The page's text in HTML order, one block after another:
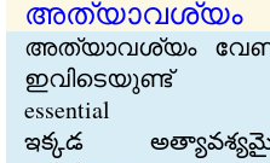
അത്യാവശ്യം
അത്യാവശ്യം
ഇവിടെയുണ്ട്
essential
ఇక్కడ